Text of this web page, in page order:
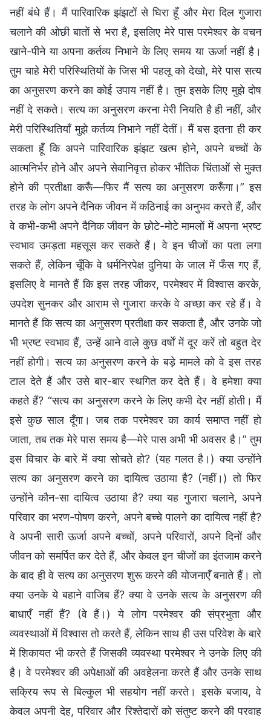
नहीं बंधे हैं। मैं पारिवारिक झंझटों से घिरा हूँ और मेरा दिल गुजारा
चलाने की ओछी बातों से भरा है, इसलिए मेरे पास परमेश्वर के वचन
खाने-पीने या अपना कर्तव्य निभाने के लिए समय या ऊर्जा नहीं है।
तुम चाहे मेरी परिस्थितियों के जिस भी पहलू को देखो, मेरे पास सत्य
का अनुसरण करने का कोई उपाय नहीं है। तुम इसके लिए मुझे दोष
नहीं दे सकते। सत्य का अनुसरण करना मेरी नियति है ही नहीं, और
मेरी परिस्थितियाँ मुझे कर्तव्य निभाने नहीं देतीं। मैं बस इतना ही कर
सकता हूँ कि अपने पारिवारिक झंझट खत्म होने, अपने बच्चों के
आत्मनिर्भर होने और अपने सेवानिवृत्त होकर भौतिक चिंताओं से मुक्त
होने की प्रतीक्षा करूँ—फिर मैं सत्य का अनुसरण करूँगा।” इस
तरह के लोग अपने दैनिक जीवन में कठिनाई का अनुभव करते हैं, और
वे कभी-कभी अपने दैनिक जीवन के छोटे-मोटे मामलों में अपना भ्रष्ट
स्वभाव उमड़ता महसूस कर सकते हैं। वे इन चीजों का पता लगा
सकते हैं, लेकिन चूँकि वे धर्मनिरपेक्ष दुनिया के जाल में फँस गए हैं,
इसलिए वे मानते हैं कि इस तरह जीकर, परमेश्वर में विश्वास करके,
उपदेश सुनकर और आराम से गुजारा करके वे अच्छा कर रहे हैं। वे
मानते हैं कि सत्य का अनुसरण प्रतीक्षा कर सकता है, और उनके जो
भी भ्रष्ट स्वभाव हैं, उन्हें आने वाले कुछ वर्षों में दूर करें तो बहुत देर
नहीं होगी। सत्य का अनुसरण करने के बड़े मामले को वे इस तरह
टाल देते हैं और उसे बार-बार स्थगित कर देते हैं। वे हमेशा क्या
कहते हैं? “सत्य का अनुसरण करने के लिए कभी देर नहीं होती। मैं
इसे कुछ साल दूँगा। जब तक परमेश्वर का कार्य समाप्त नहीं हो
जाता, तब तक मेरे पास समय है—मेरे पास अभी भी अवसर है।” तुम
इस विचार के बारे में क्या सोचते हो? (यह गलत है।) क्या उन्होंने
सत्य का अनुसरण करने का दायित्व उठाया है? (नहीं।) तो फिर
उन्होंने कौन-सा दायित्व उठाया है? क्या यह गुजारा चलाने, अपने
परिवार का भरण-पोषण करने, अपने बच्चे पालने का दायित्व नहीं है?
वे अपनी सारी ऊर्जा अपने बच्चों, अपने परिवारों, अपने दिनों और
जीवन को समर्पित कर देते हैं, और केवल इन चीजों का इंतजाम करने
के बाद ही वे सत्य का अनुसरण शुरू करने की योजनाएँ बनाते हैं। तो
क्या उनके ये बहाने वाजिब हैं? क्या वे उनके सत्य के अनुसरण की
बाधाएँ नहीं हैं? (वे हैं।) ये लोग परमेश्वर की संप्रभुता और
व्यवस्थाओं में विश्वास तो करते हैं, लेकिन साथ ही उस परिवेश के बारे
में शिकायत भी करते हैं जिसकी व्यवस्था परमेश्वर ने उनके लिए की
है। वे परमेश्वर की अपेक्षाओं की अवहेलना करते हैं और उनके साथ
सक्रिय रूप से बिल्कुल भी सहयोग नहीं करते। इसके बजाय, वे
केवल अपनी देह, परिवार और रिश्तेदारों को संतुष्ट करने की परवाह